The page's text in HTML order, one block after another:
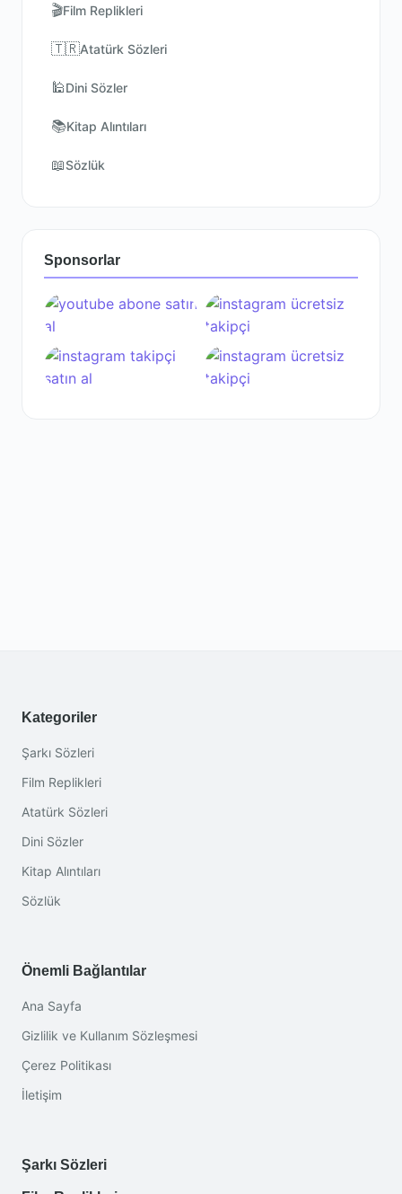
🎬Film Replikleri
🇹🇷Atatürk Sözleri
🕌Dini Sözler
📚Kitap Alıntıları
📖Sözlük
Sponsorlar
Kategoriler
Şarkı Sözleri
Film Replikleri
Atatürk Sözleri
Dini Sözler
Kitap Alıntıları
Sözlük
Önemli Bağlantılar
Ana Sayfa
Gizlilik ve Kullanım Sözleşmesi
Çerez Politikası
İletişim
Şarkı Sözleri